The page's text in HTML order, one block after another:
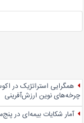
همگرایی استراتژیک در
چرخه‌های نوین ارزش‌آفرینی
آمار شکایات بیمه‌ای در پنج‌‌ماهه